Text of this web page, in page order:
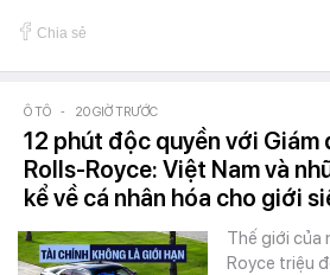
Chia sẻ
Ô TÔ - 20 GIỜ TRƯỚC
12 phút độc quyền với
Rolls-Royce: Việt Nam và
kể về cá nhân hóa cho giới
Thế giới của
Royce triệu